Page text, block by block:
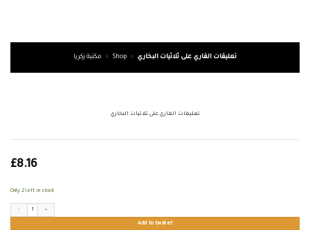
مكتبة زكريا » Shop » تعليقات القاري على ثلاثيات البخاري
تعليقات القاري على ثلاثيات البخاري
£8.16
Only 2 left in stock
Add to basket